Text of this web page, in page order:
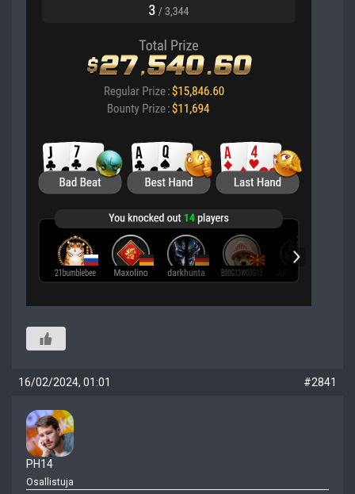
16/02/2024, 01:01 #2841
PH14
Osallistuja